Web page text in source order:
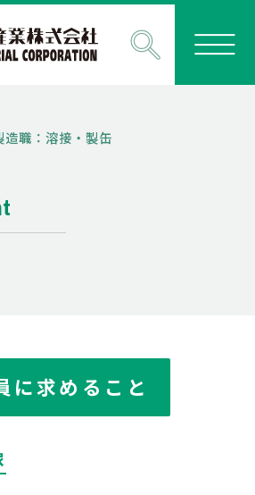
造職：溶接・製缶
に求めること